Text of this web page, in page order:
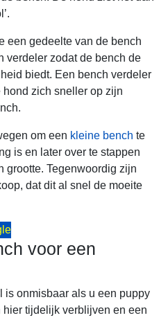
een gedeelte van de bench
verdeler zodat de bench de
biedt. Een bench verdeler
hond zich sneller op zijn
om een kleine bench te
is en later over te stappen
grootte. Tegenwoordig zijn
dat dit al snel de moeite
voor een
is onmisbaar als u een puppy
tijdelijk verblijven en een